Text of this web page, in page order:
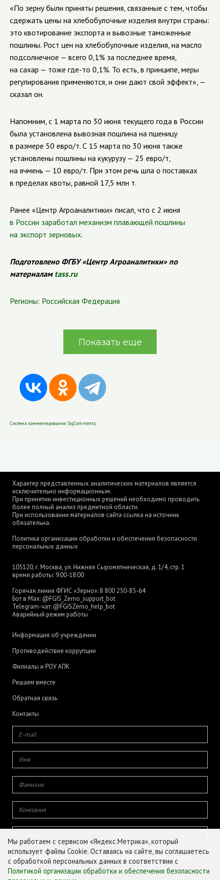
«По зерну были приняты решения, связанные с тем, чтобы
сдержать цены на хлебобулочные изделия внутри страны:
это квотирование экспорта и вывозные таможенные
пошлины. Рост цен на хлебобулочные изделия, на масло
подсолнечное — всего 0,1% за последнее время,
на сахар — тоже где-то 0,1%. То есть, в принципе, меры
регулирования применяются, и они дают свой эффект», —
сказал он.
Напомним, с 1 марта по 30 июня текущего года в России
была установлена вывозная пошлина на пшеницу
в размере 50 евро/т. С 15 марта по 30 июня также
установлены пошлины на кукурузу — 25 евро/т,
на ячмень — 10 евро/т. При этом речь шла о поставках
в пределах квоты, равной 17,5 млн т.
Ранее «Центр Агроаналитики» писал, что с 2 июня
в России заработал механизм плавающей пошлины
на экспорт зерновых.
Подготовлено ФГБУ «Центр Агроаналитики» по
материалам tass.ru
Регионы: Российская Федерация
Показать еще
Система комментирования SigComments
Характер представленных аналитических материалов является
исключительно информационным.
При принятии инвестиционных решений необходимо проводить
более полный анализ предметной области.
При использовании материалов сайта ссылка на источник
обязательна.
Политика организации обработки и обеспечения безопасности
персональных данных
105120, г. Москва, ул. Нижняя Сыромятническая, д. 1/4, стр. 1
время работы: 9:00-18:00
Горячая линия ФГИС «Зерно»: 8 800 250-85-64
Бот в Max: @FGIS_Zerno_support_bot
Telegram-чат: @FGISZerno_help_bot
Аварийный режим работы
Информация об учреждении
Противодействие коррупции
Филиалы и РОУ АПК
Решаем вместе
Обратная связь
Контакты
Даю согласие на обработку своих персональных данных
Мы работаем с сервисом «Яндекс.Метрика», который
использует файлы Cookie. Оставаясь на сайте, вы соглашаетесь
с обработкой персональных данных в соответствии с
Политикой организации обработки и обеспечения безопасности